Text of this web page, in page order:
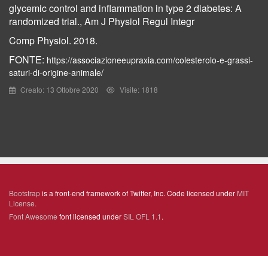
glycemic control and inflammation in type 2 diabetes: A
randomized trial., Am J Physiol Regul Integr
Comp Physiol. 2018.
FONTE: https://associazioneeupraxia.com/colesterolo-e-grassi-
saturi-di-origine-animale/
Creato: 13 Ottobre 2020 Visite: 1818
Bootstrapis a front-end framework of Twitter, Inc. Code licensed under MIT
License.
Font Awesome font licensed underSIL OFL 1.1.